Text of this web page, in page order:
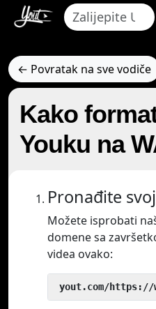
← Povratak na sve vodiče
Kako
Youku na
Pronađite
Možete isprobati
domene sa
videa ovako:
yout.com/https://